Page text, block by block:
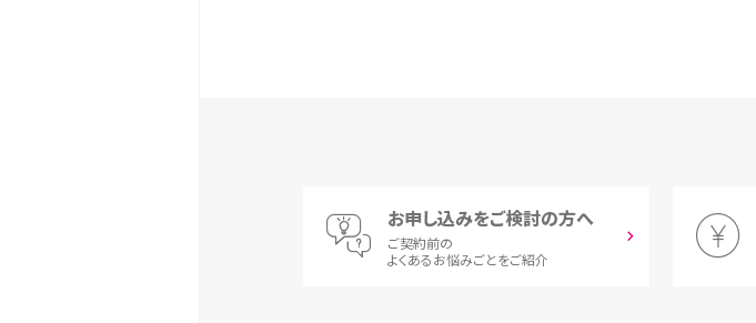
お申し込みをご検討の方へ
ご契約前の
よくあるお悩みごとをご紹介